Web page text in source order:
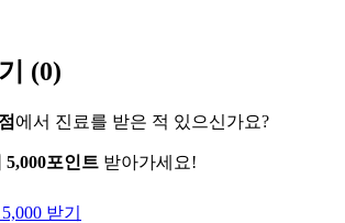
(0)
에서 진료를 받은 적 있으신가요?
5,000포인트 받아가세요!
5,000 받기